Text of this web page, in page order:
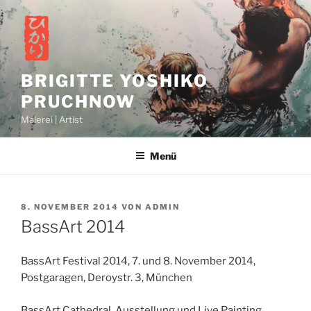
Zum
Inhalt
springen
BRIGITTE YOSHIKO
PRUCHNOW
Malerei | Artist
Menü
VERÖFFENTLICHT
AM
8. NOVEMBER 2014 VON ADMIN
BassArt 2014
BassArt Festival 2014, 7. und 8. November 2014,
Postgaragen, Deroystr. 3, München